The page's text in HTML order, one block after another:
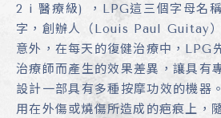
2 i 醫療級) ，LPG這三個字母名稱
字，創辦人（Louis Paul Guitay）
意外，在每天的復健治療中，LPG
治療師而產生的效果差異，讓具有
設計一部具有多種按摩功效的機器
用在外傷或燒傷所造成的疤痕上，